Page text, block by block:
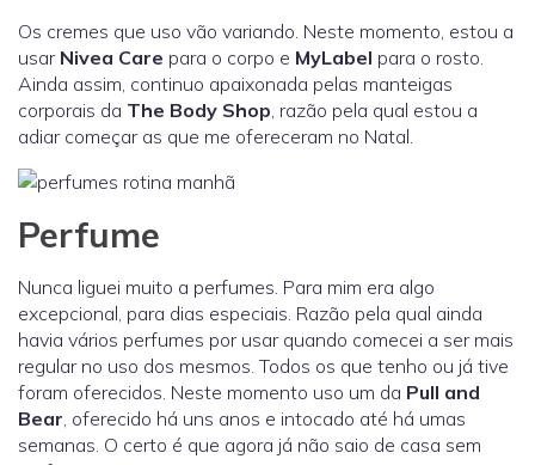
Os cremes que uso vão variando. Neste momento, estou a
usar Nivea Care para o corpo e MyLabel para o rosto.
Ainda assim, continuo apaixonada pelas manteigas
corporais da The Body Shop, razão pela qual estou a
adiar começar as que me ofereceram no Natal.
Perfume
Nunca liguei muito a perfumes. Para mim era algo
excepcional, para dias especiais. Razão pela qual ainda
havia vários perfumes por usar quando comecei a ser mais
regular no uso dos mesmos. Todos os que tenho ou já tive
foram oferecidos. Neste momento uso um da Pull and
Bear, oferecido há uns anos e intocado até há umas
semanas. O certo é que agora já não saio de casa sem